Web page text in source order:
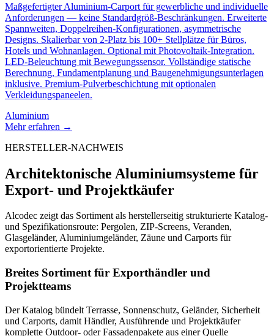
Maßgefertigter Aluminium-Carport für gewerbliche und individuelle
Anforderungen — keine Standardgröß-Beschränkungen. Erweiterte
Spannweiten, Doppelreihen-Konfigurationen, asymmetrische
Designs. Skalierbar von 2-Platz bis 100+ Stellplätze für Büros,
Hotels und Wohnanlagen. Optional mit Photovoltaik-Integration.
LED-Beleuchtung mit Bewegungssensor. Vollständige statische
Berechnung, Fundamentplanung und Baugenehmigungsunterlagen
inklusive. Premium-Pulverbeschichtung mit optionalen
Verkleidungspaneelen.
Aluminium
Mehr erfahren →
HERSTELLER-NACHWEIS
Architektonische Aluminiumsysteme für
Export- und Projektkäufer
Alcodec zeigt das Sortiment als herstellerseitig strukturierte Katalog-
und Spezifikationsroute: Pergolen, ZIP-Screens, Veranden,
Glasgeländer, Aluminiumgeländer, Zäune und Carports für
exportorientierte Projekte.
Breites Sortiment für Exporthändler und
Projektteams
Der Katalog bündelt Terrasse, Sonnenschutz, Geländer, Sicherheit
und Carports, damit Händler, Ausführende und Projektkäufer
komplette Outdoor- oder Fassadenpakete aus einer Quelle